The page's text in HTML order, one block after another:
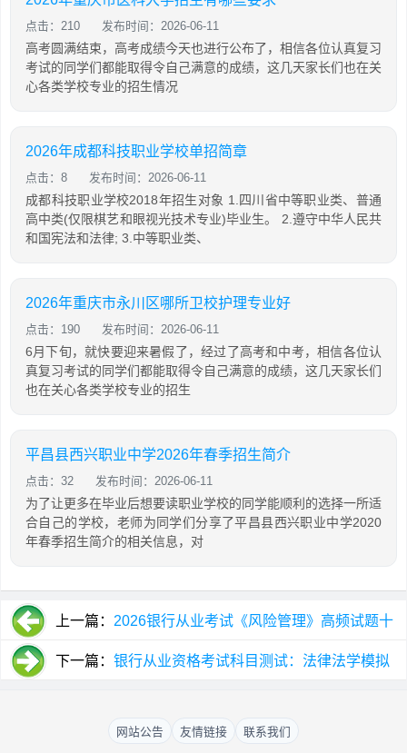
点击：210 发布时间：2026-06-11
高考圆满结束，高考成绩今天也进行公布了，相信各位认真复习
考试的同学们都能取得令自己满意的成绩，这几天家长们也在关
心各类学校专业的招生情况
2026年成都科技职业学校单招简章
点击：8 发布时间：2026-06-11
成都科技职业学校2018年招生对象 1.四川省中等职业类、普通
高中类(仅限棋艺和眼视光技术专业)毕业生。 2.遵守中华人民共
和国宪法和法律; 3.中等职业类、
2026年重庆市永川区哪所卫校护理专业好
点击：190 发布时间：2026-06-11
6月下旬，就快要迎来暑假了，经过了高考和中考，相信各位认
真复习考试的同学们都能取得令自己满意的成绩，这几天家长们
也在关心各类学校专业的招生
平昌县西兴职业中学2026年春季招生简介
点击：32 发布时间：2026-06-11
为了让更多在毕业后想要读职业学校的同学能顺利的选择一所适
合自己的学校，老师为同学们分享了平昌县西兴职业中学2020
年春季招生简介的相关信息，对
上一篇： 2026银行从业考试《风险管理》高频试题十
一（3）下一篇： 银行从业资格考试科目测试：法律法学模拟
网站公告 友情链接 联系我们